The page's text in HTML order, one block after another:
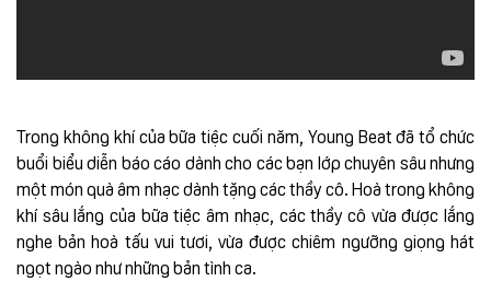
Trong không khí của bữa tiệc cuối năm, Young Beat đã tổ chức
buổi biểu diễn báo cáo dành cho các bạn lớp chuyên sâu nhưng
một món quà âm nhạc dành tặng các thầy cô. Hoà trong không
khí sâu lắng của bữa tiệc âm nhạc, các thầy cô vừa được lắng
nghe bản hoà tấu vui tươi, vừa được chiêm ngưỡng giọng hát
ngọt ngào như những bản tình ca.